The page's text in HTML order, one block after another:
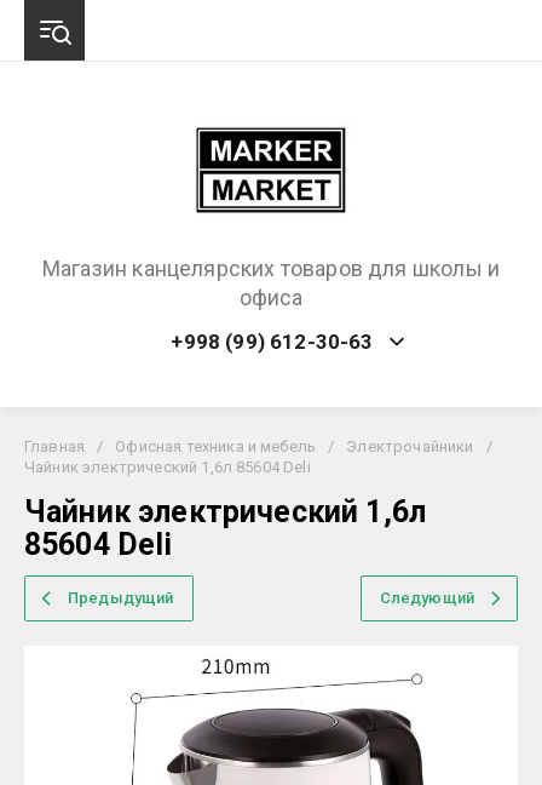
Магазин канцелярских товаров для школы и
офиса
+998 (99) 612-30-63
Главная / Офисная техника и мебель / Электрочайники
/
Чайник электрический 1,6л 85604 Deli
Чайник электрический 1,6л
85604 Deli
Предыдущий Следующий